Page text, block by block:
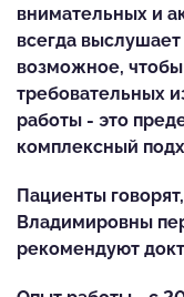
внимательных и
всегда
возможное,
требовательных
работы - это
комплексный
Пациенты
Владимировны
рекомендуют